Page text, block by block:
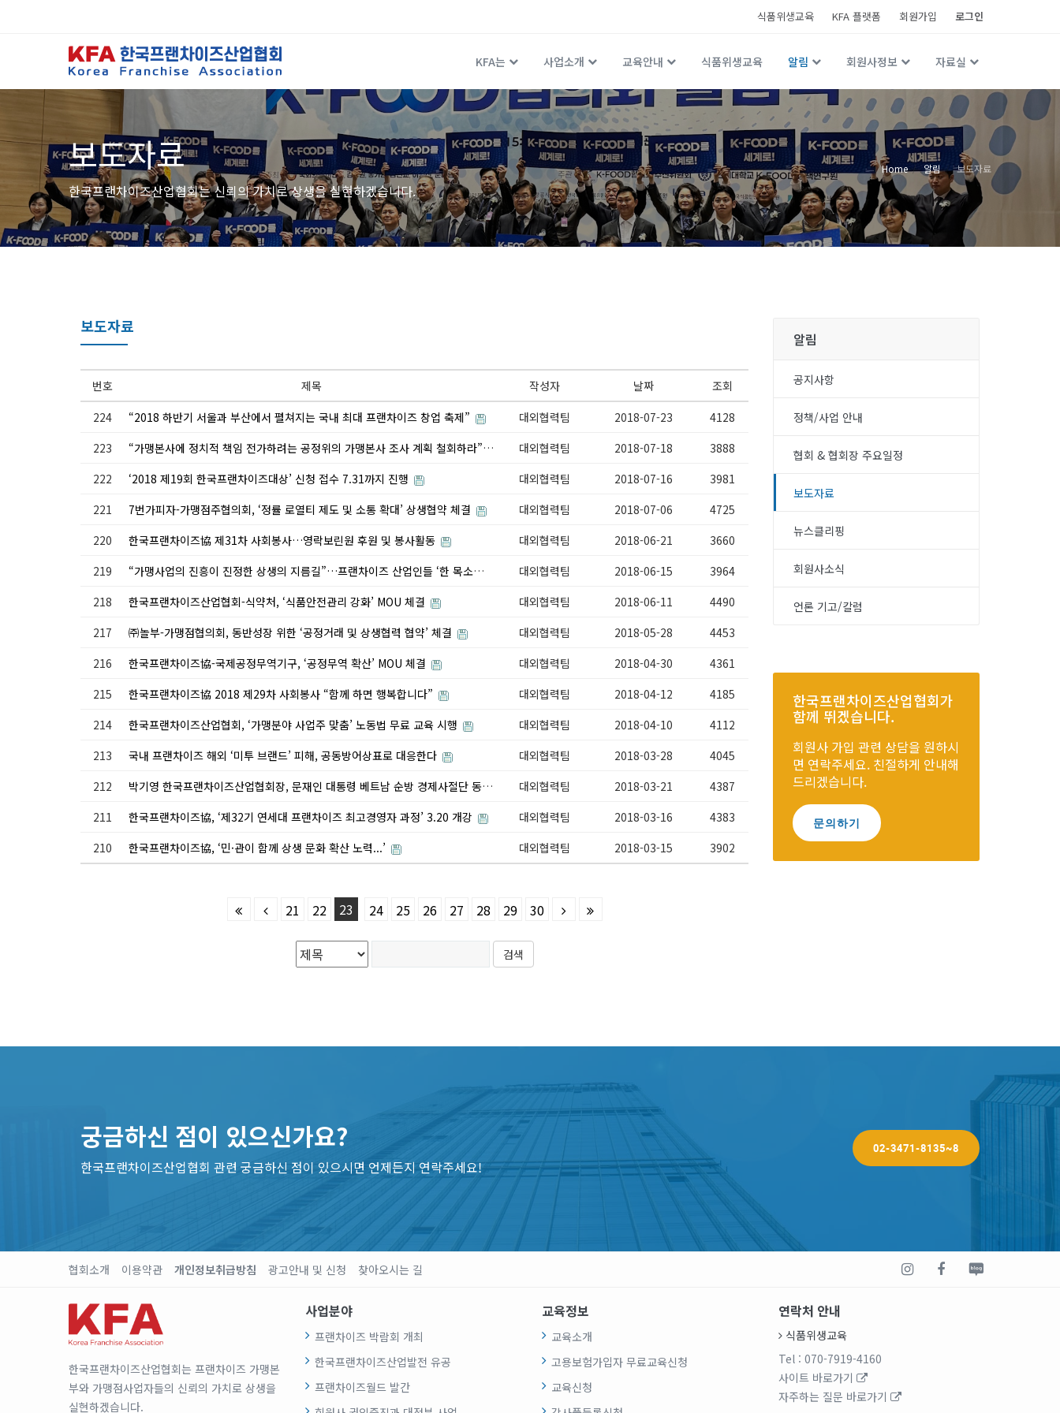
식품위생교육 KFA 플랫폼 회원가입 로그인
KFA는 사업소개 교육안내 식품위생교육 알림 회원사정보 자료실
보도자료
한국프랜차이즈산업협회는 신뢰의 가치로 상생을 실현하겠습니다.
Home 알림 보도자료
보도자료
번호 제목 작성자 날짜
조회
224
“2018 하반기 서울과 부산에서 펼쳐지는 국내 최대 프랜차이즈 창업 축제” 대외협력팀 2018-07-23
4128
223
“가맹본사에 정치적 책임 전가하려는 공정위의 가맹본사 조사 계획 철회하라” 대외협력팀 2018-07-18
3888
222
‘2018 제19회 한국프랜차이즈대상’ 신청 접수 7.31까지 진행 대외협력팀 2018-07-16
3981
221
7번가피자-가맹점주협의회, ‘정률 로열티 제도 및 소통 확대’ 상생협약 체결 대외협력팀 2018-07-06
4725
220
한국프랜차이즈協 제31차 사회봉사…영락보린원 후원 및 봉사활동 대외협력팀 2018-06-21
3660
219
“가맹사업의 진흥이 진정한 상생의 지름길”…프랜차이즈 산업인들 ‘한 목소리’ 대외협력팀 2018-06-15
3964
218
한국프랜차이즈산업협회-식약처, ‘식품안전관리 강화’ MOU 체결 대외협력팀 2018-06-11
4490
217
㈜놀부-가맹점협의회, 동반성장 위한 ‘공정거래 및 상생협력 협약’ 체결 대외협력팀 2018-05-28
4453
216
한국프랜차이즈協-국제공정무역기구, ‘공정무역 확산’ MOU 체결 대외협력팀 2018-04-30
4361
215
한국프랜차이즈協 2018 제29차 사회봉사 “함께 하면 행복합니다” 대외협력팀 2018-04-12
4185
214
한국프랜차이즈산업협회, ‘가맹분야 사업주 맞춤’ 노동법 무료 교육 시행 대외협력팀 2018-04-10
4112
213
국내 프랜차이즈 해외 ‘미투 브랜드’ 피해, 공동방어상표로 대응한다 대외협력팀 2018-03-28
4045
212
박기영 한국프랜차이즈산업협회장, 문재인 대통령 베트남 순방 경제사절단 동행 대외협력팀 2018-03-21
4387
211
한국프랜차이즈協, ‘제32기 연세대 프랜차이즈 최고경영자 과정’ 3.20 개강 대외협력팀 2018-03-16
4383
210
한국프랜차이즈協, ‘민·관이 함께 상생 문화 확산 노력...’ 대외협력팀 2018-03-15 3902
21 22 23 24 25 26 27 28 29 30
알림
공지사항
정책/사업 안내
협회 & 협회장 주요일정
보도자료
뉴스클리핑
회원사소식
언론 기고/칼럼
한국프랜차이즈산업협회가
함께 뛰겠습니다.
회원사 가입 관련 상담을 원하시
면 연락주세요. 친절하게 안내해
드리겠습니다.
문의하기
궁금하신 점이 있으신가요?
한국프랜차이즈산업협회 관련 궁금하신 점이 있으시면 언제든지 연락주세요!
02-3471-8135~8
협회소개 이용약관 개인정보취급방침 광고안내 및 신청 찾아오시는 길
한국프랜차이즈산업협회는 프랜차이즈 가맹본
부와 가맹점사업자들의 신뢰의 가치로 상생을
실현하겠습니다.
사업분야
프랜차이즈 박람회 개최
한국프랜차이즈산업발전 유공
프랜차이즈월드 발간
교육정보
교육소개
고용보험가입자 무료교육신청
교육신청
연락처 안내
식품위생교육
Tel : 070-7919-4160
사이트 바로가기
자주하는 질문 바로가기